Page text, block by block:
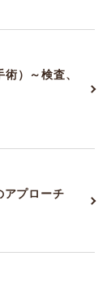
）～検査、
アプローチ